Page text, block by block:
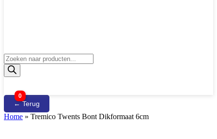
Producten
zoeken
0
← Terug
Home » Tremico Twents Bont Dikformaat 6cm